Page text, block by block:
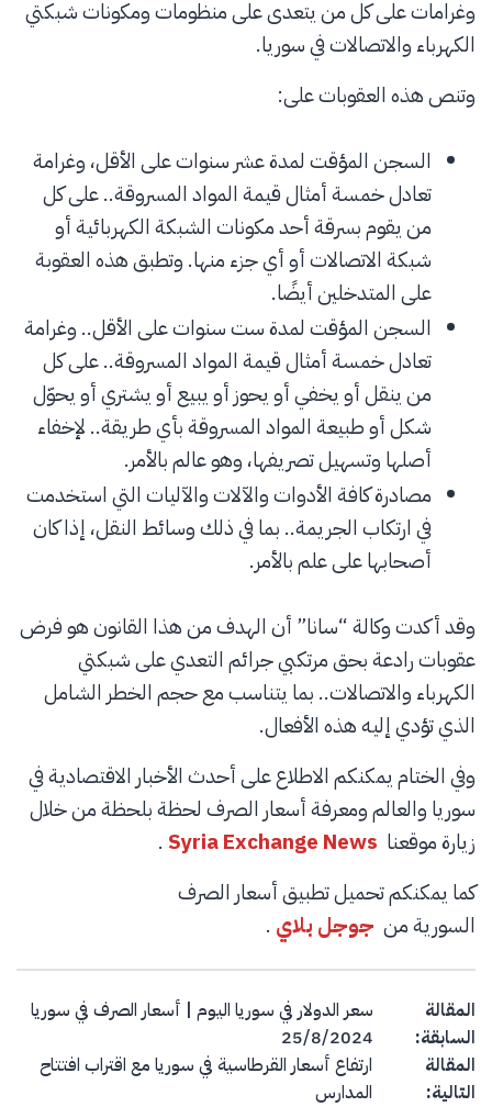
وغرامات على كل من يتعدى على منظومات ومكونات شبكتي
الكهرباء والاتصالات في سوريا.
وتنص هذه العقوبات على:
السجن المؤقت لمدة عشر سنوات على الأقل، وغرامة
تعادل خمسة أمثال قيمة المواد المسروقة.. على كل
من يقوم بسرقة أحد مكونات الشبكة الكهربائية أو
شبكة الاتصالات أو أي جزء منها. وتطبق هذه العقوبة
على المتدخلين أيضًا.
السجن المؤقت لمدة ست سنوات على الأقل.. وغرامة
تعادل خمسة أمثال قيمة المواد المسروقة.. على كل
من ينقل أو يخفي أو يحوز أو يبيع أو يشتري أو يحوّل
شكل أو طبيعة المواد المسروقة بأي طريقة.. لإخفاء
أصلها وتسهيل تصريفها، وهو عالم بالأمر.
مصادرة كافة الأدوات والآلات والآليات التي استخدمت
في ارتكاب الجريمة.. بما في ذلك وسائط النقل، إذا كان
أصحابها على علم بالأمر.
وقد أكدت وكالة “سانا” أن الهدف من هذا القانون هو فرض
عقوبات رادعة بحق مرتكبي جرائم التعدي على شبكتي
الكهرباء والاتصالات.. بما يتناسب مع حجم الخطر الشامل
الذي تؤدي إليه هذه الأفعال.
وفي الختام يمكنكم الاطلاع على أحدث الأخبار الاقتصادية في
سوريا والعالم ومعرفة أسعار الصرف لحظة بلحظة من خلال
زيارة موقعنا Syria Exchange News
.
كما يمكنكم تحميل تطبيق أسعار الصرف
السورية من جوجل بلاي .
Post navigation
المقالة
السابقة:
سعر الدولار في سوريا اليوم | أسعار الصرف في سوريا
25/8/2024
المقالة
التالية:
ارتفاع أسعار القرطاسية في سوريا مع اقتراب افتتاح
المدارس